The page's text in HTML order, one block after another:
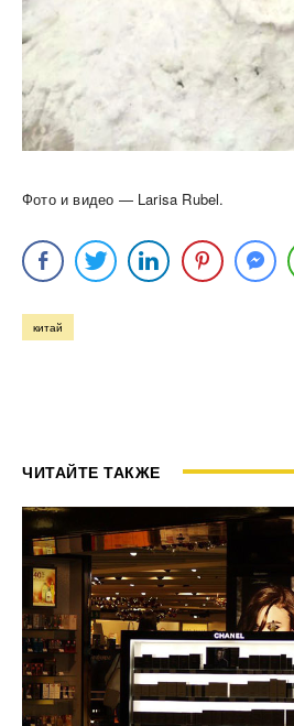
Фото и видео — Larisa Rubel.
китай
ЧИТАЙТЕ ТАКЖЕ